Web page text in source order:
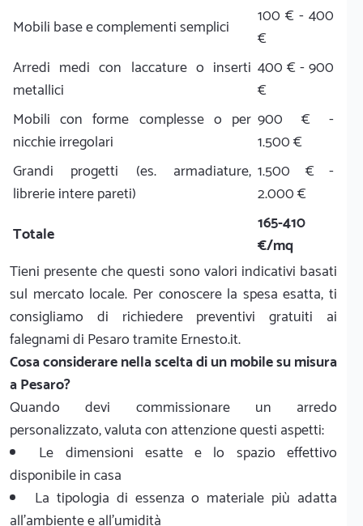
Mobili base e complementi semplici
100 € - 400
€
Arredi medi con laccature o inserti
metallici
400 € - 900
€
Mobili con forme complesse o per
nicchie irregolari
900 € -
1.500 €
Grandi progetti (es. armadiature,
librerie intere pareti)
1.500 € -
2.000 €
Totale
165-410
€/mq
Tieni presente che questi sono valori indicativi basati
sul mercato locale. Per conoscere la spesa esatta, ti
consigliamo di richiedere preventivi gratuiti ai
falegnami di Pesaro tramite Ernesto.it.
Cosa considerare nella scelta di un mobile su misura
a Pesaro?
Quando devi commissionare un arredo
personalizzato, valuta con attenzione questi aspetti:
Le dimensioni esatte e lo spazio effettivo
disponibile in casa
La tipologia di essenza o materiale più adatta
all'ambiente e all'umidità